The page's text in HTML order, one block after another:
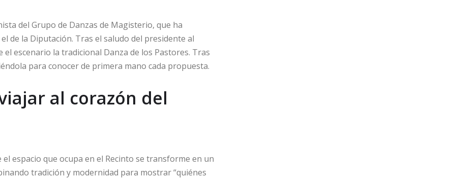
del Grupo de Danzas de Magisterio, que ha
de la Diputación. Tras el saludo del presidente al
escenario la tradicional Danza de los Pastores. Tras
para conocer de primera mano cada propuesta.
al corazón del
espacio que ocupa en el Recinto se transforme en un
tradición y modernidad para mostrar “quiénes